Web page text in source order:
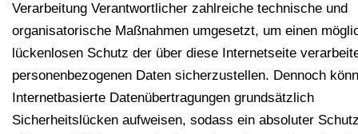
Verarbeitung Verantwortlicher zahlreiche technische und
organisatorische Maßnahmen umgesetzt, um einen
lückenlosen Schutz der über diese Internetseite
personenbezogenen Daten sicherzustellen. Dennoch
Internetbasierte Datenübertragungen grundsätzlich
Sicherheitslücken aufweisen, sodass ein absoluter